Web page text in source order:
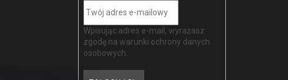
Wpisując adres e-mail, wyrażasz
zgodę nawarunki ochrony danych
osobowych